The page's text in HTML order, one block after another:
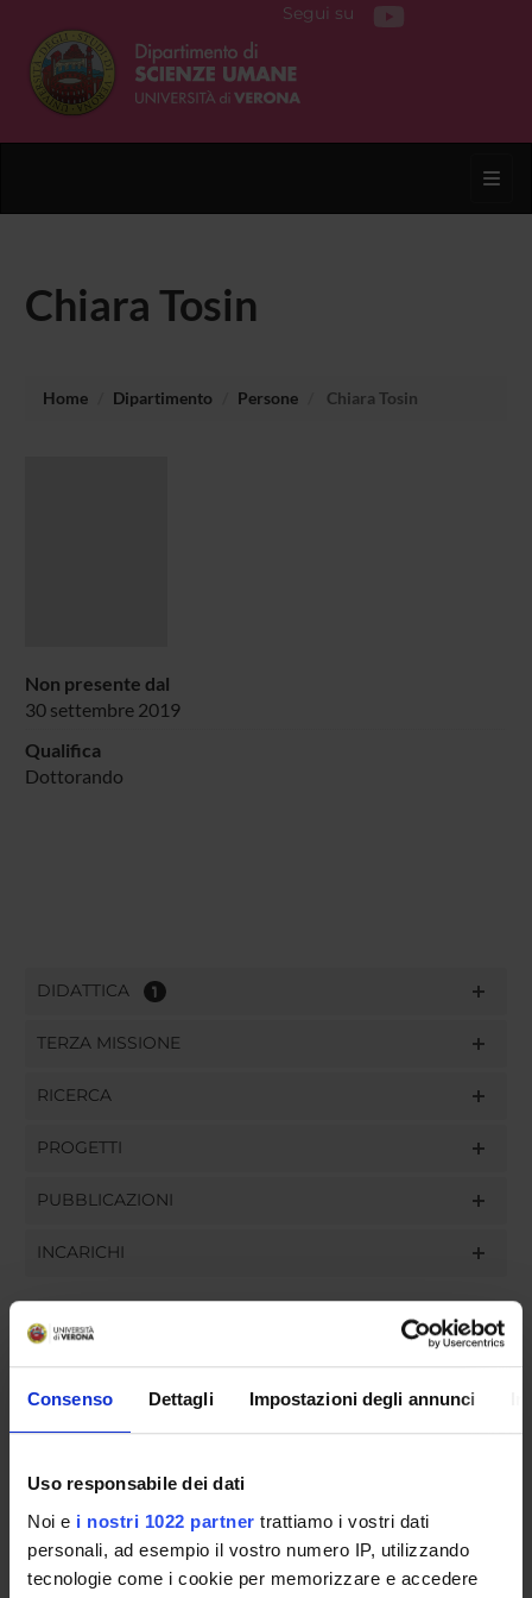
Consenso Dettagli Impostazioni degli annunci
Uso responsabile dei dati
Noi e i nostri 1022 partner trattiamo i vostri dati
personali, ad esempio il vostro numero IP, utilizzando
tecnologie come i cookie per memorizzare e accedere
Segui su
Chiara Tosin
Home Dipartimento Persone Chiara Tosin
Non presente dal
30 settembre 2019
Qualifica
Dottorando
DIDATTICA 1
TERZA MISSIONE
RICERCA
PROGETTI
PUBBLICAZIONI
INCARICHI
GOVERNANCE
COMMISSIONI
UFFICI E STRUTTURE DI SERVIZIO
SERVIZI DI SEGRETERIA STUDENTI